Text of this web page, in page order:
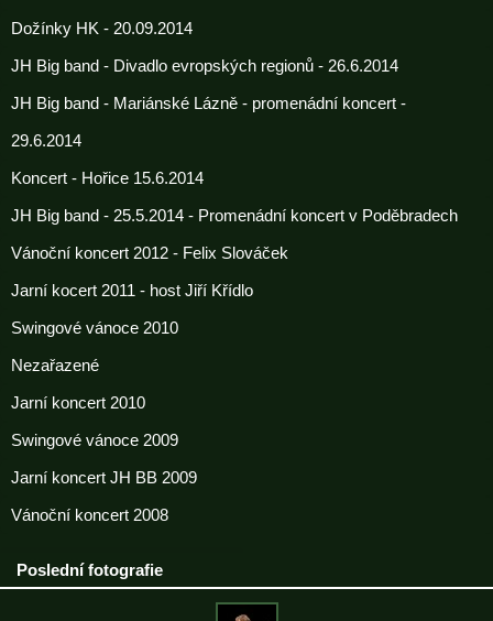
Dožínky HK - 20.09.2014
JH Big band - Divadlo evropských regionů - 26.6.2014
JH Big band - Mariánské Lázně - promenádní koncert -
29.6.2014
Koncert - Hořice 15.6.2014
JH Big band - 25.5.2014 - Promenádní koncert v Poděbradech
Vánoční koncert 2012 - Felix Slováček
Jarní kocert 2011 - host Jiří Křídlo
Swingové vánoce 2010
Nezařazené
Jarní koncert 2010
Swingové vánoce 2009
Jarní koncert JH BB 2009
Vánoční koncert 2008
Poslední fotografie